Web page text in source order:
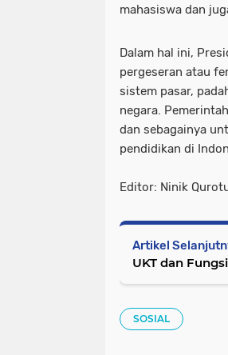
mahasiswa dan
Dalam hal ini,
pergeseran atau
sistem pasar,
negara.
dan sebagainya
pendidikan di
Editor: Ninik
Artikel
UKT dan
SOSIAL